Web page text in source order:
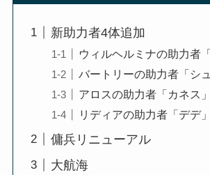
新助力者4体追加
ウィルヘルミナの助力者
バートリーの助力者「シュ
アロスの助力者「カネス」
リディアの助力者「デデ」
傭兵リニューアル
大航海